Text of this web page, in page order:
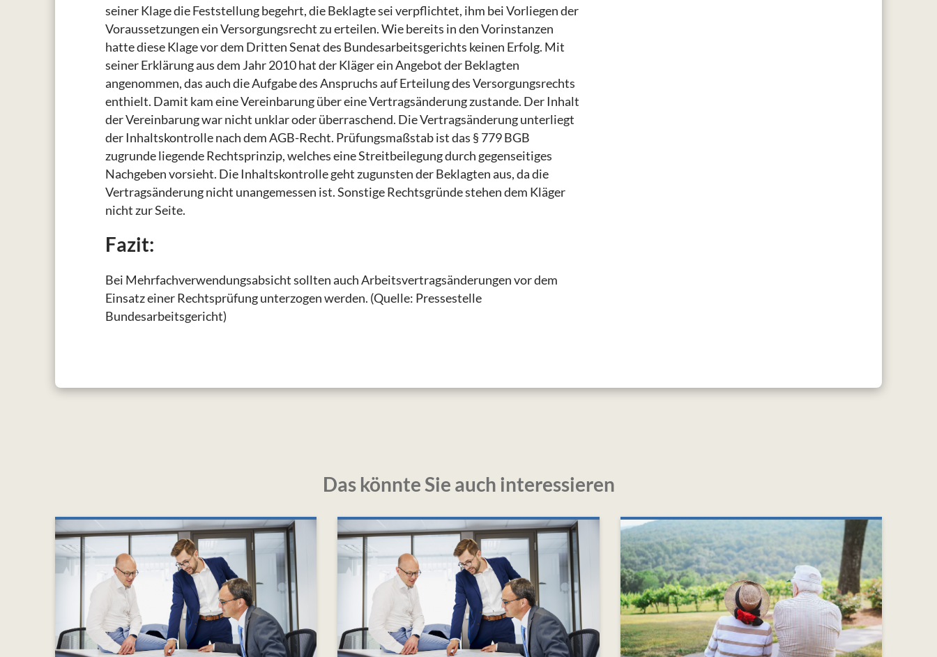
seiner Klage die Feststellung begehrt, die Beklagte sei verpflichtet, ihm bei Vorliegen der
Voraussetzungen ein Versorgungsrecht zu erteilen. Wie bereits in den Vorinstanzen
hatte diese Klage vor dem Dritten Senat des Bundesarbeitsgerichts keinen Erfolg. Mit
seiner Erklärung aus dem Jahr 2010 hat der Kläger ein Angebot der Beklagten
angenommen, das auch die Aufgabe des Anspruchs auf Erteilung des Versorgungsrechts
enthielt. Damit kam eine Vereinbarung über eine Vertragsänderung zustande. Der Inhalt
der Vereinbarung war nicht unklar oder überraschend. Die Vertragsänderung unterliegt
der Inhaltskontrolle nach dem AGB-Recht. Prüfungsmaßstab ist das § 779 BGB
zugrunde liegende Rechtsprinzip, welches eine Streitbeilegung durch gegenseitiges
Nachgeben vorsieht. Die Inhaltskontrolle geht zugunsten der Beklagten aus, da die
Vertragsänderung nicht unangemessen ist. Sonstige Rechtsgründe stehen dem Kläger
nicht zur Seite.
Fazit:
Bei Mehrfachverwendungsabsicht sollten auch Arbeitsvertragsänderungen vor dem
Einsatz einer Rechtsprüfung unterzogen werden. (Quelle: Pressestelle
Bundesarbeitsgericht)
Das könnte Sie auch interessieren